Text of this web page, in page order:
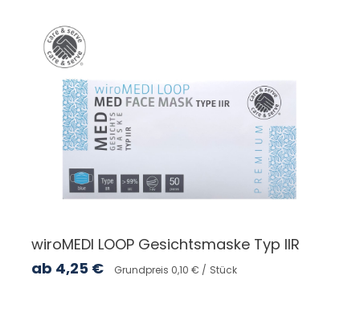
wiroMEDI LOOP Gesichtsmaske Typ IIR
ab 4,25 € Grundpreis 0,10 € / Stück